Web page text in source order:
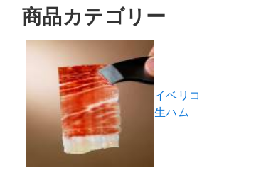
商品カテゴリー
イベリコ
生ハム